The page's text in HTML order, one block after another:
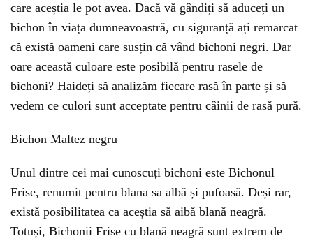
care aceștia le pot avea. Dacă vă gândiți să aduceți un
bichon în viața dumneavoastră, cu siguranță ați remarcat
că există oameni care susțin că vând bichoni negri. Dar
oare această culoare este posibilă pentru rasele de
bichoni? Haideți să analizăm fiecare rasă în parte și să
vedem ce culori sunt acceptate pentru câinii de rasă pură.
Bichon Maltez negru
Unul dintre cei mai cunoscuți bichoni este Bichonul
Frise, renumit pentru blana sa albă și pufoasă. Deși rar,
există posibilitatea ca aceștia să aibă blană neagră.
Totuși, Bichonii Frise cu blană neagră sunt extrem de